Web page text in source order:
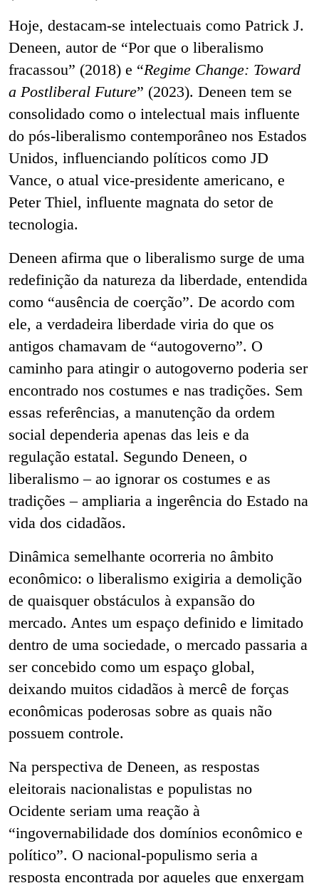
Hoje, destacam-se intelectuais como Patrick J.
Deneen, autor de “Por que o liberalismo
fracassou” (2018) e “Regime Change: Toward
a Postliberal Future” (2023). Deneen tem se
consolidado como o intelectual mais influente
do pós-liberalismo contemporâneo nos Estados
Unidos, influenciando políticos como JD
Vance, o atual vice-presidente americano, e
Peter Thiel, influente magnata do setor de
tecnologia.
Deneen afirma que o liberalismo surge de uma
redefinição da natureza da liberdade, entendida
como “ausência de coerção”. De acordo com
ele, a verdadeira liberdade viria do que os
antigos chamavam de “autogoverno”. O
caminho para atingir o autogoverno poderia ser
encontrado nos costumes e nas tradições. Sem
essas referências, a manutenção da ordem
social dependeria apenas das leis e da
regulação estatal. Segundo Deneen, o
liberalismo – ao ignorar os costumes e as
tradições – ampliaria a ingerência do Estado na
vida dos cidadãos.
Dinâmica semelhante ocorreria no âmbito
econômico: o liberalismo exigiria a demolição
de quaisquer obstáculos à expansão do
mercado. Antes um espaço definido e limitado
dentro de uma sociedade, o mercado passaria a
ser concebido como um espaço global,
deixando muitos cidadãos à mercê de forças
econômicas poderosas sobre as quais não
possuem controle.
Na perspectiva de Deneen, as respostas
eleitorais nacionalistas e populistas no
Ocidente seriam uma reação à
“ingovernabilidade dos domínios econômico e
político”. O nacional-populismo seria a
resposta encontrada por aqueles que enxergam